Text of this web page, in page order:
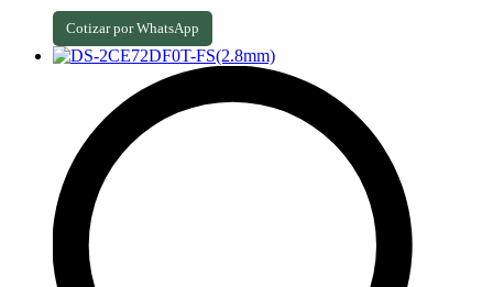
Cotizar por WhatsApp